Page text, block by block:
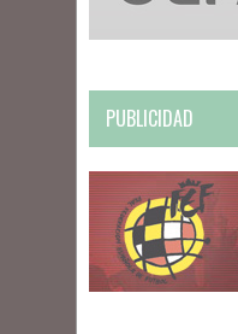
PUBLICIDAD